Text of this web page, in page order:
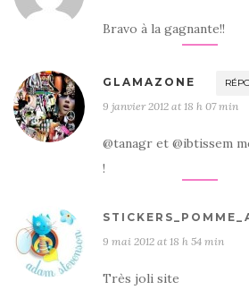
Bravo à la gagnante!!
GLAMAZONE
9 janvier 2012 at 18 h 07 min
@tanagr et @ibtissem
!
9 mai 2012 at 18 h 54 min
Très joli site